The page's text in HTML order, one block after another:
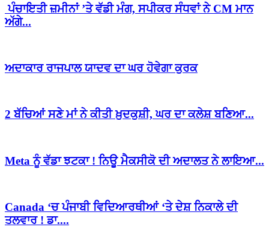
ਪੰਚਾਇਤੀ ਜ਼ਮੀਨਾਂ ’ਤੇ ਵੱਡੀ ਮੰਗ, ਸਪੀਕਰ ਸੰਧਵਾਂ ਨੇ CM ਮਾਨ
ਅੱਗੇ...
ਅਦਾਕਾਰ ਰਾਜਪਾਲ ਯਾਦਵ ਦਾ ਘਰ ਹੋਵੇਗਾ ਕੁਰਕ
2 ਬੱਚਿਆਂ ਸਣੇ ਮਾਂ ਨੇ ਕੀਤੀ ਖ਼ੁਦਕੁਸ਼ੀ, ਘਰ ਦਾ ਕਲੇਸ਼ ਬਣਿਆ...
Meta ਨੂੰ ਵੱਡਾ ਝਟਕਾ ! ਨਿਊ ਮੈਕਸੀਕੋ ਦੀ ਅਦਾਲਤ ਨੇ ਲਾਇਆ...
Canada ‘ਚ ਪੰਜਾਬੀ ਵਿਦਿਆਰਥੀਆਂ ‘ਤੇ ਦੇਸ਼ ਨਿਕਾਲੇ ਦੀ
ਤਲਵਾਰ ! ਡਾ....